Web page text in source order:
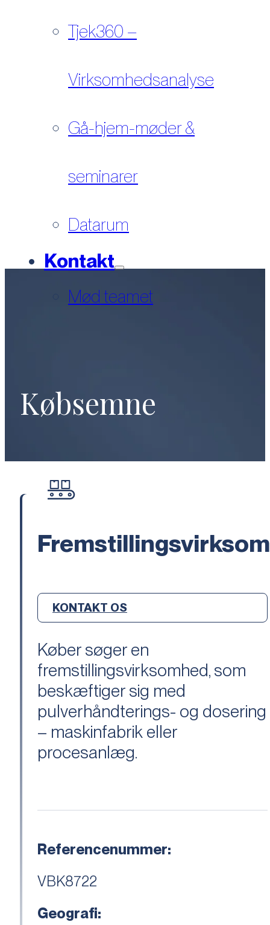
Tjek360 –
Virksomhedsanalyse
Gå-hjem-møder &
seminarer
Datarum
Kontakt
Mød teamet
Købsemne
KONTAKT OS
Køber søger en
fremstillingsvirksomhed, som
beskæftiger sig med
pulverhåndterings- og dosering
– maskinfabrik eller
procesanlæg.
Referencenummer:
VBK8722
Geografi: